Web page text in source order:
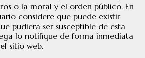
o la moral y el orden público. En
considere que puede existir
pudiera ser susceptible de esta
lo notifique de forma inmediata
sitio web.